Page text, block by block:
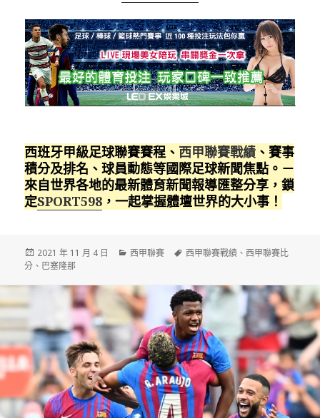
西班牙甲級足球聯賽賽程、 西甲聯賽戰績 、賽事
積分及排名、球員動態等國際足球新聞焦點。－
來自世界各地的最新體育新聞報導匯整分享，鎖
定SPORT598 ，一起掌握體壇世界的大小事！
發
佈
2021 年 11 月 4 日
分
西甲聯賽
標
西甲聯賽戰績 、西甲聯賽比
分 、 巴塞隆那